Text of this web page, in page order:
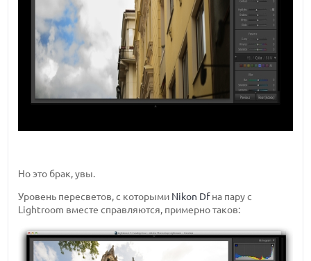
Но это брак, увы.
Уровень пересветов, с которыми Nikon Dfна пару с
Lightroom вместе справляются, примерно таков: